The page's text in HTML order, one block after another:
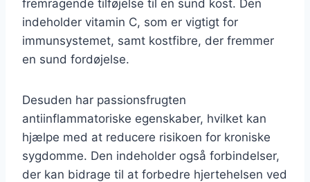
fremragende tilføjelse til en sund kost. Den
indeholder vitamin C, som er vigtigt for
immunsystemet, samt kostfibre, der fremmer
en sund fordøjelse.
Desuden har passionsfrugten
antiinflammatoriske egenskaber, hvilket kan
hjælpe med at reducere risikoen for kroniske
sygdomme. Den indeholder også forbindelser,
der kan bidrage til at forbedre hjertehelsen ved